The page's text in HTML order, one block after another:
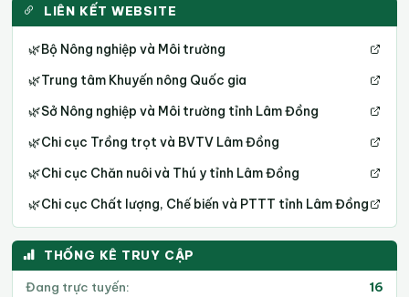
LIÊN KẾT WEBSITE
🌿Bộ Nông nghiệp và Môi trường
🌿Trung tâm Khuyến nông Quốc gia
🌿Sở Nông nghiệp và Môi trường tỉnh Lâm Đồng
🌿Chi cục Trồng trọt và BVTV Lâm Đồng
🌿Chi cục Chăn nuôi và Thú y tỉnh Lâm Đồng
🌿Chi cục Chất lượng, Chế biến và PTTT tỉnh Lâm Đồng
THỐNG KÊ TRUY CẬP
Đang trực tuyến:
16